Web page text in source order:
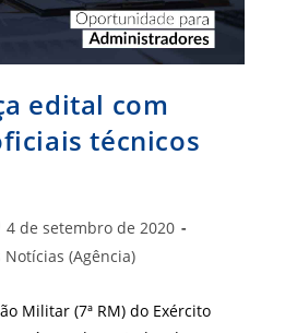
edital com
técnicos
4 de setembro de 2020
Notícias (Agência)
Militar (7ª RM) do Exército